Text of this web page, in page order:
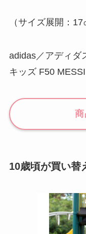
（サイズ展開：17
adidas／アディダ
キッズ F50
10歳頃が買い替